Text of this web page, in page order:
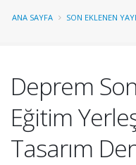
ANA SAYFA SON EKLENEN
Deprem
Eğitim
Tasarım